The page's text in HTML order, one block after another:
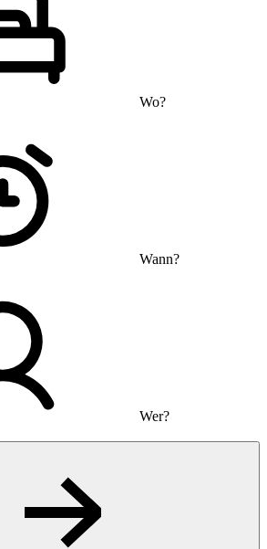
Wo?
Wann?
Wer?